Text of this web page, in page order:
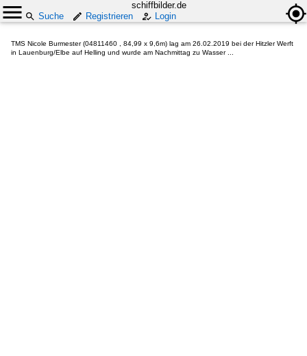
schiffbilder.de
Suche
Registrieren Login
TMS Nicole Burmester (04811460 , 84,99 x 9,6m) lag am 26.02.2019 bei der Hitzler Werft
in Lauenburg/Elbe auf Helling und wurde am Nachmittag zu Wasser ...